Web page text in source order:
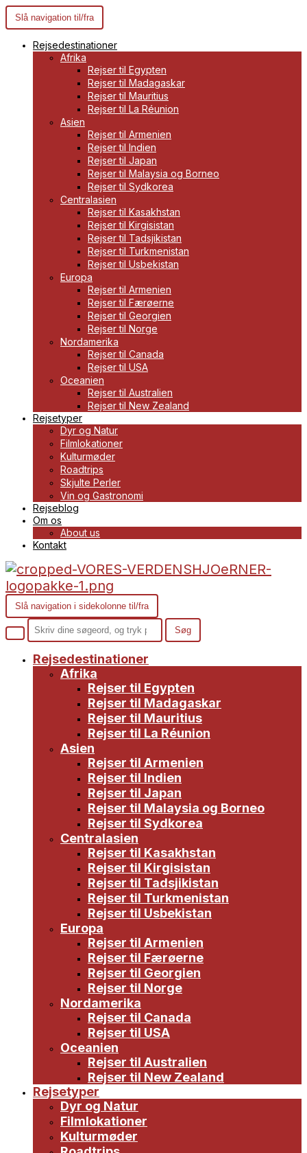
Slå navigation til/fra
Rejsedestinationer
Afrika
Rejser til Egypten
Rejser til Madagaskar
Rejser til Mauritius
Rejser til La Réunion
Asien
Rejser til Armenien
Rejser til Indien
Rejser til Japan
Rejser til Malaysia og Borneo
Rejser til Sydkorea
Centralasien
Rejser til Kasakhstan
Rejser til Kirgisistan
Rejser til Tadsjikistan
Rejser til Turkmenistan
Rejser til Usbekistan
Europa
Rejser til Armenien
Rejser til Færøerne
Rejser til Georgien
Rejser til Norge
Nordamerika
Rejser til Canada
Rejser til USA
Oceanien
Rejser til Australien
Rejser til New Zealand
Rejsetyper
Dyr og Natur
Filmlokationer
Kulturmøder
Roadtrips
Skjulte Perler
Vin og Gastronomi
Rejseblog
Om os
About us
Kontakt
Slå navigation i sidekolonne til/fra
Rejsedestinationer
Afrika
Rejser til Egypten
Rejser til Madagaskar
Rejser til Mauritius
Rejser til La Réunion
Asien
Rejser til Armenien
Rejser til Indien
Rejser til Japan
Rejser til Malaysia og Borneo
Rejser til Sydkorea
Centralasien
Rejser til Kasakhstan
Rejser til Kirgisistan
Rejser til Tadsjikistan
Rejser til Turkmenistan
Rejser til Usbekistan
Europa
Rejser til Armenien
Rejser til Færøerne
Rejser til Georgien
Rejser til Norge
Nordamerika
Rejser til Canada
Rejser til USA
Oceanien
Rejser til Australien
Rejser til New Zealand
Rejsetyper
Dyr og Natur
Filmlokationer
Kulturmøder